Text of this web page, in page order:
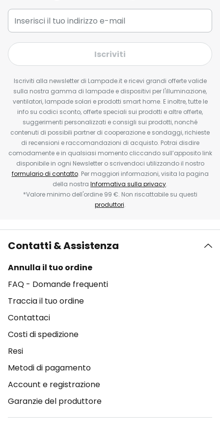
Iscriviti
Iscriviti alla newsletter di Lampade.it e ricevi grandi offerte valide
sulla nostra gamma di lampade e dispositivi per l'illuminazione,
ventilatori, lampade solari e prodotti smart home. E inoltre, tutte le
info su codici sconto, offerte speciali sui prodotti e altre offerte,
suggerimenti personalizzati e consigli sui prodotti, nonché
contenuti di possibili partner di cooperazione e sondaggi, richieste
di recensioni e raccomandazioni di acquisto. Potrai disdire
comodamente e in qualsiasi momento cliccando sull’apposito link
disponibile in ogni Newsletter o scrivendoci utilizzando il nostro
formulario di contatto. Per maggiori informazioni, visita la pagina
della nostra Informativa sulla privacy.
*Valore minimo dell'ordine 99 €. Non riscattabile su questi
produttori.
Contatti & Assistenza
Annulla il tuo ordine
FAQ - Domande frequenti
Traccia il tuo ordine
Contattaci
Costi di spedizione
Resi
Metodi di pagamento
Account e registrazione
Garanzie del produttore